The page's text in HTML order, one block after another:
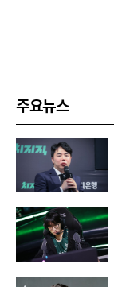
주요뉴스